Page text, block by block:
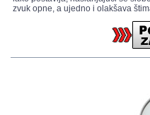
zvuk opne, a ujedno i olakšava